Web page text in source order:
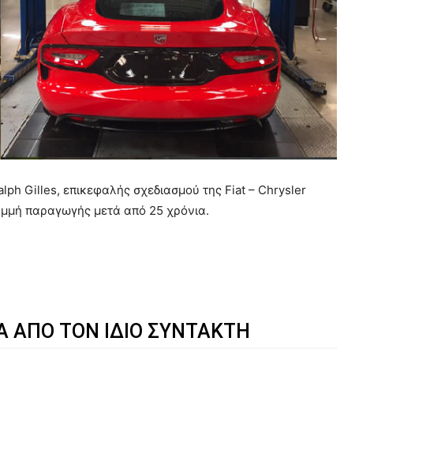
Gilles, επικεφαλής σχεδιασμού της Fiat – Chrysler
παραγωγής μετά από 25 χρόνια.
ΑΠΟ ΤΟΝ ΙΔΙΟ ΣΥΝΤΑΚΤΗ